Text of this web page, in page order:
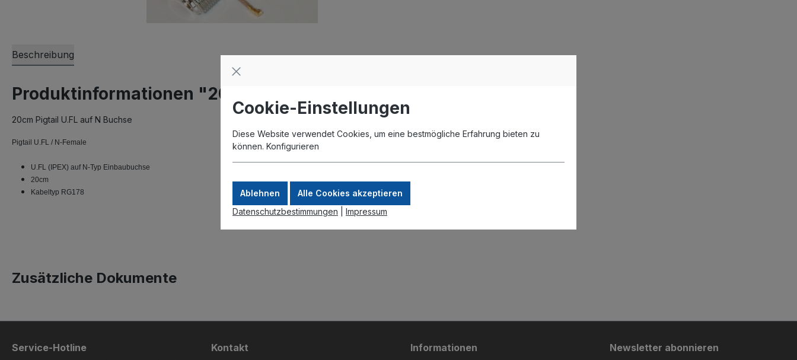
Beschreibung
Produktinformationen "20cm Pigtail U.FL auf N Buchse"
20cm Pigtail U.FL auf N Buchse
Pigtail U.FL / N-Female
U.FL (IPEX) auf N-Typ Einbaubuchse
20cm
Kabeltyp RG178
Zusätzliche Dokumente
Service-Hotline Kontakt Informationen Newsletter abonnieren
Cookie-Einstellungen
Diese Website verwendet Cookies, um eine bestmögliche Erfahrung bieten zu
können. Konfigurieren
Ablehnen
Alle Cookies akzeptieren
Datenschutzbestimmungen
Impressum